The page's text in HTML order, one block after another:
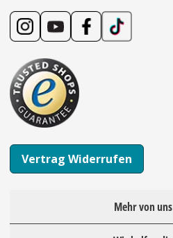
Vertrag Widerrufen
Mehr von uns